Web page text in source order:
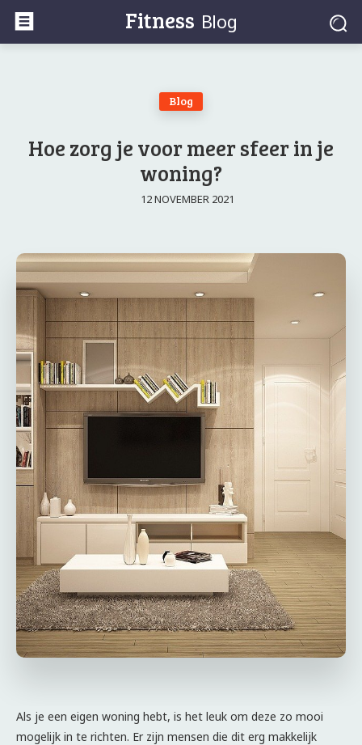
Fitness Blog
Blog
Hoe zorg je voor meer sfeer in je
woning?
12 NOVEMBER 2021
Als je een eigen woning hebt, is het leuk om deze zo mooi
mogelijk in te richten. Er zijn mensen die dit erg makkelijk